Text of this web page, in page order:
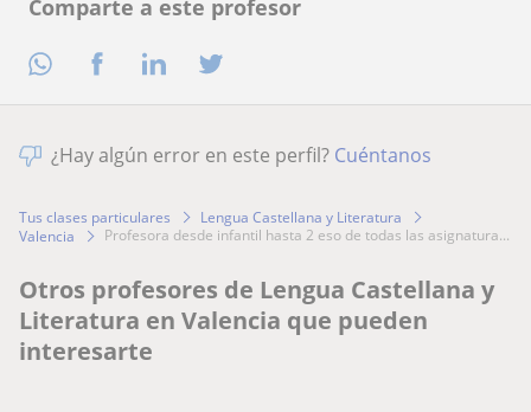
Comparte a este profesor
¿Hay algún error en este perfil? Cuéntanos
Tus clases particulares
Lengua Castellana y Literatura
Valencia
profesora desde infantil hasta 2 eso de todas las asignatura...
Otros profesores de Lengua Castellana y
Literatura en Valencia que pueden
interesarte